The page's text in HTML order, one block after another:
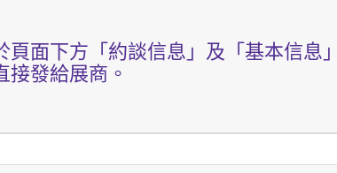
面下方「約談信息」及「基本信息
發給展商。